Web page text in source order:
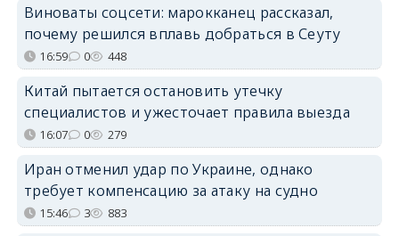
Виноваты соцсети: марокканец рассказал,
почему решился вплавь добраться в Сеуту
16:59 0 448
Китай пытается остановить утечку
специалистов и ужесточает правила выезда
16:07 0 279
Иран отменил удар по Украине, однако
требует компенсацию за атаку на судно
15:46 3 883